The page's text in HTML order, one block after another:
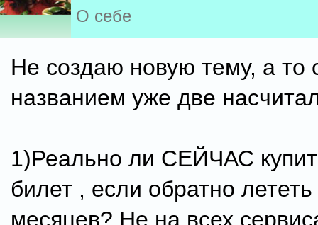
О себе
Не создаю новую тему, а то
названием уже две
1)Реально ли СЕЙЧАС
билет , если обратно
месяцев? Не на всех